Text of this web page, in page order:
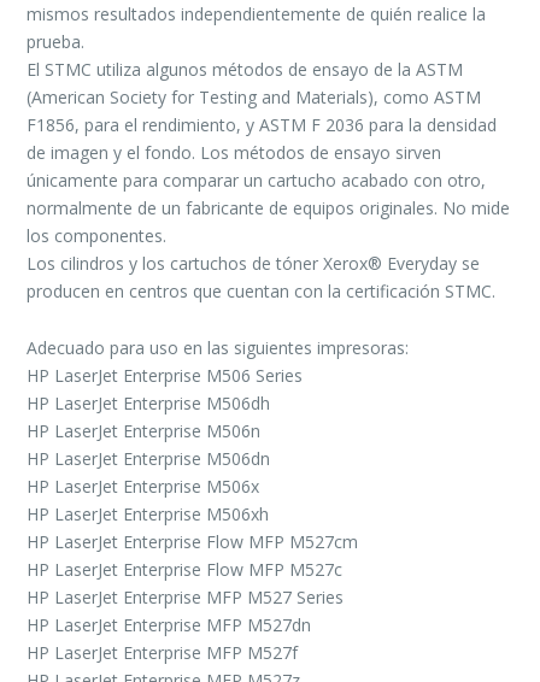
mismos resultados independientemente de quién realice la
prueba.
El STMC utiliza algunos métodos de ensayo de la ASTM
(American Society for Testing and Materials), como ASTM
F1856, para el rendimiento, y ASTM F 2036 para la densidad
de imagen y el fondo. Los métodos de ensayo sirven
únicamente para comparar un cartucho acabado con otro,
normalmente de un fabricante de equipos originales. No mide
los componentes.
Los cilindros y los cartuchos de tóner Xerox® Everyday se
producen en centros que cuentan con la certificación STMC.
Adecuado para uso en las siguientes impresoras:
HP LaserJet Enterprise M506 Series
HP LaserJet Enterprise M506dh
HP LaserJet Enterprise M506n
HP LaserJet Enterprise M506dn
HP LaserJet Enterprise M506x
HP LaserJet Enterprise M506xh
HP LaserJet Enterprise Flow MFP M527cm
HP LaserJet Enterprise Flow MFP M527c
HP LaserJet Enterprise MFP M527 Series
HP LaserJet Enterprise MFP M527dn
HP LaserJet Enterprise MFP M527f